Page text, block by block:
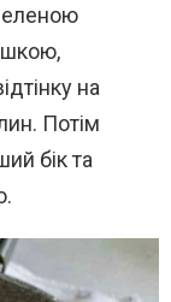
на
Потім
бік та